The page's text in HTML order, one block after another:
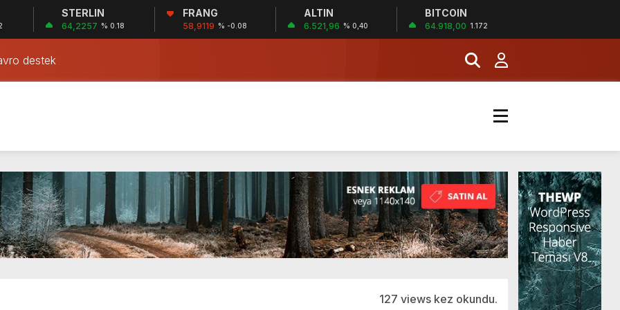
STERLIN
64,2257 % 0.18
FRANG
58,9119 % -0.08
ALTIN
6.521,96 % 0,40
BITCOIN
64.918,00 1.172
İHANET ŞEBEKESİ: DR. NİHAT URUÇ VE SEMİH İŞİTME MERKEZİ’NİN SGK
Sİ-SER İŞİTME MERKEZLERİ VE MODERN UMUT TACİRLİĞİ
destek
romatizmayı tedavi ettiği iddasıyla kaplan idrarı satmaya başladı
mahsur kalan astronotları dünyaya döndürecek
yatırım yapacak
Mona Lisa taşınıyor
merkezinde protesto düzenledi
Guantanamo’da tutulacak
rüşvet almaktan 11 yıl hapis cezası verildi
İHANET ŞEBEKESİ: DR. NİHAT URUÇ VE SEMİH İŞİTME MERKEZİ’NİN SGK
127 views kez okundu.